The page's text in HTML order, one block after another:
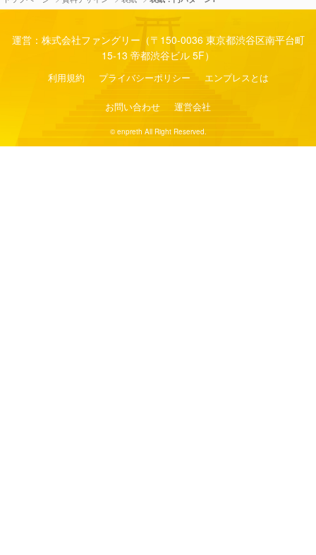
運営：株式会社ファングリー（〒150-0036 東京都渋谷区南平台町
15-13 帝都渋谷ビル 5F）
利用規約 プライバシーポリシー エンプレスとは
お問い合わせ 運営会社
© enpreth All Right Reserved.